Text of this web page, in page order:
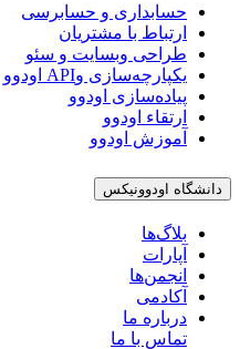
حسابداری و حسابرسی
ارتباط با مشتریان
طراحی وبسایت و سئو
یکپارچه‌سازی وAPI اودوو
پیاده‌سازی اودوو
ارتقاء اودوو
آموزش اودوو
دانشگاه اودوونیکس
بلاگ‌ها
آپارات
انجمن‌ها
آکادمی
درباره ما
تماس با ما